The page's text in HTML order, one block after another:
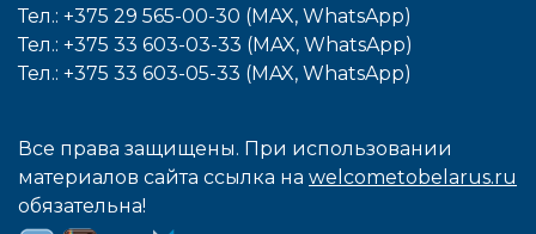
Тел.: +375 29 565-00-30 (MAX, WhatsApp)
Тел.: +375 33 603-03-33 (MAX, WhatsApp)
Тел.: +375 33 603-05-33 (MAX, WhatsApp)
Все права защищены. При использовании
материалов сайта ссылка на welcometobelarus.ru
обязательна!